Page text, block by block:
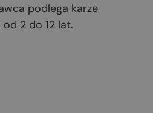
podlega karze
2 do 12 lat.